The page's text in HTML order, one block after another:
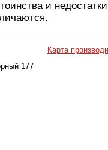
и
Карта
177